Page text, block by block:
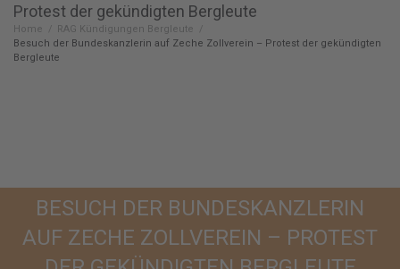
Protest der gekündigten Bergleute
Home RAG Kündigungen Bergleute
Besuch der Bundeskanzlerin auf Zeche Zollverein – Protest der gekündigten
Bergleute
BESUCH DER BUNDESKANZLERIN
AUF ZECHE ZOLLVEREIN – PROTEST